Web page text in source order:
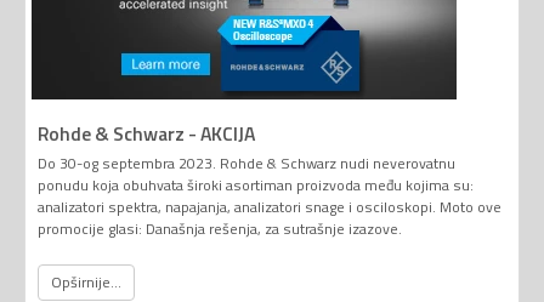
Rohde & Schwarz - AKCIJA
Do 30-og septembra 2023. Rohde & Schwarz nudi neverovatnu
ponudu koja obuhvata široki asortiman proizvoda među kojima su:
analizatori spektra, napajanja, analizatori snage i osciloskopi. Moto ove
promocije glasi: Današnja rešenja, za sutrašnje izazove.
Opširnije...